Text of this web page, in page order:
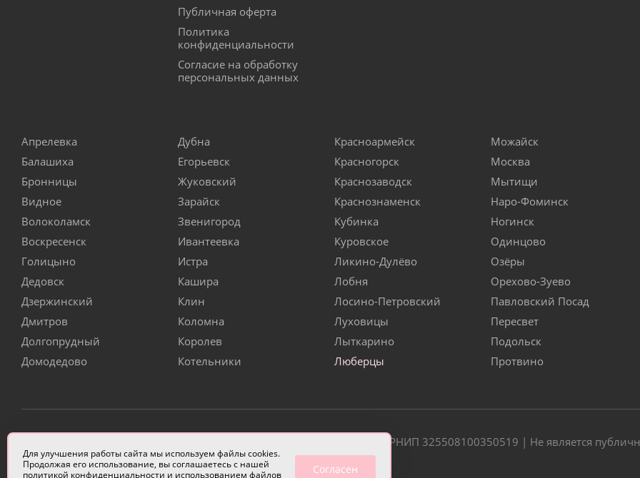
Публичная оферта
Политика
конфиденциальности
Согласие на обработку
персональных данных
Апрелевка
Балашиха
Бронницы
Видное
Волоколамск
Воскресенск
Голицыно
Дедовск
Дзержинский
Дмитров
Долгопрудный
Домодедово
Дубна
Егорьевск
Жуковский
Зарайск
Звенигород
Ивантеевка
Истра
Кашира
Клин
Коломна
Королев
Котельники
Красноармейск
Красногорск
Краснозаводск
Краснознаменск
Кубинка
Куровское
Ликино-Дулёво
Лобня
Лосино-Петровский
Луховицы
Лыткарино
Люберцы
Можайск
Москва
Мытищи
Наро-Фоминск
Ногинск
Одинцово
Озёры
Орехово-Зуево
Павловский Посад
Пересвет
Подольск
Протвино
ИП Чулкова Анастасия Александровна ИНН 331405822720 | ОГРН/ОГРНИП 325508100350519 | Не является
Для улучшения работы сайта мы используем файлы cookies.
Продолжая его использование, вы соглашаетесь с нашей
политикой конфиденциальности и использованием файлов Согласен